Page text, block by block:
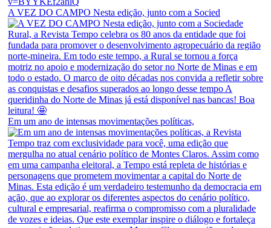
A VEZ DO CAMPO Nesta edição, junto com a Socied
Em um ano de intensas movimentações políticas,